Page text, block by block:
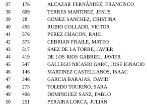
37
176 ALCAZAR FERNÁNDEZ, FRANCISCO
38
609 TERRES MARTINEZ, JESUS
39
28 GOMEZ SANCHEZ, CRISTINA
40
493 RUBIO COLLADO, VICTOR
41
576 PEREZ CHACON, RAUL
42
373 CEBRIAN FRAILE, MATEO
43
517 SAEZ DE LA TORRE, JAVIER
44
419 DE LOS RIOS GABRIEL, JAVIER
45
547 GALLEGO NICASIO GARC, JOSE IGNACIO
46
146 MARTINEZ CASTELLANOS, ISAAC
47
246 GARCIA BARAJAS, DAVID
48
273 TOLEDO TOURIÑO, SARA
49
406 DOMINGUEZ SANZ, PABLO
50
251 PERAIRA LORCA, JULIÁN